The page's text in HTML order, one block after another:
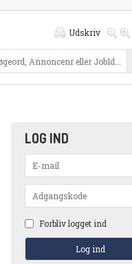
Udskriv
LOG IND
Forbliv logget ind